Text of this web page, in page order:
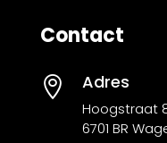
Contact
 Adres
Hoogstraat
6701 BR